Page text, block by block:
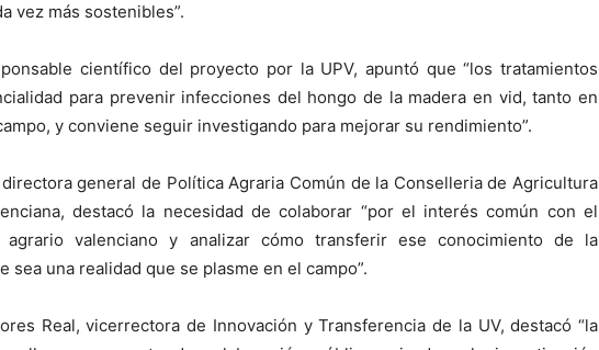
vez más sostenibles”.
científico del proyecto por la UPV, apuntó que “los tratamientos
para prevenir infecciones del hongo de la madera en vid, tanto en
y conviene seguir investigando para mejorar su rendimiento”.
general de Política Agraria Común de la Conselleria de Agricultura
destacó la necesidad de colaborar “por el interés común con el
valenciano y analizar cómo transferir ese conocimiento de la
sea una realidad que se plasme en el campo”.
Real, vicerrectora de Innovación y Transferencia de la UV, destacó “la